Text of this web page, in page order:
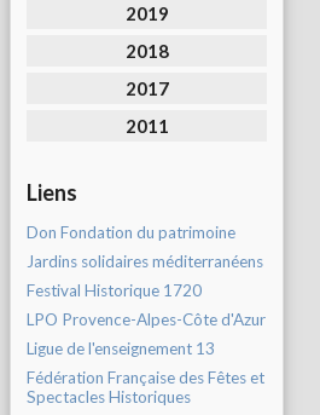
2019
2018
2017
2011
Liens
Don Fondation du patrimoine
Jardins solidaires méditerranéens
Festival Historique 1720
LPO Provence-Alpes-Côte d'Azur
Ligue de l'enseignement 13
Fédération Française des Fêtes et
Spectacles Historiques